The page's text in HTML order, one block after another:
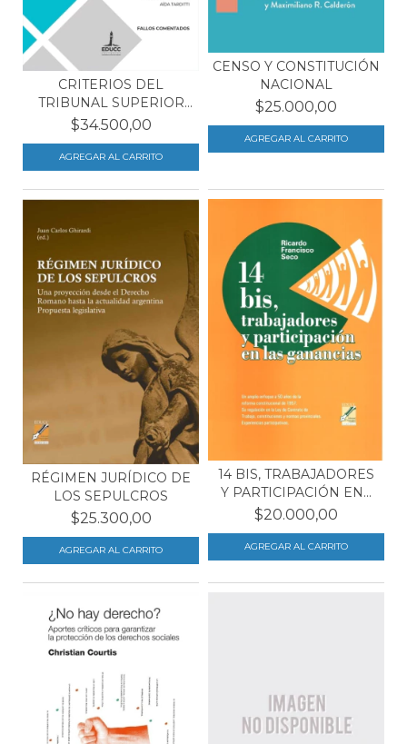
CRITERIOS DEL
TRIBUNAL SUPERIOR
DE JUSTI...
$34.500,00
CENSO Y CONSTITUCIÓN
NACIONAL
$25.000,00
RÉGIMEN JURÍDICO DE
LOS SEPULCROS
$25.300,00
14 BIS, TRABAJADORES
Y PARTICIPACIÓN EN...
$20.000,00